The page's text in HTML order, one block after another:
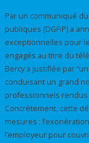
Par un communiqué
publiques (DGFiP) a
exceptionnelles pour
engagés au titre du
Bercy a justifiée par
conduisant un grand
professionnels rendus
Concrètement, cette
mesures :
l’employeur pour